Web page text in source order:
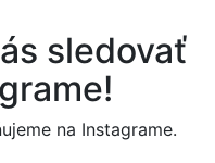
sledovať
na Instagrame.